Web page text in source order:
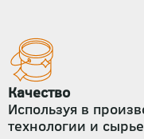
Качество
Используя в
технологии и